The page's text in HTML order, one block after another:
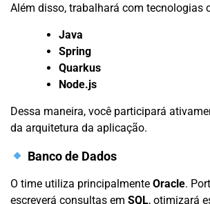
Além disso, trabalhará com tecnologias
Java
Spring
Quarkus
Node.js
Dessa maneira, você participará
da arquitetura da aplicação.
Banco de Dados
O time utiliza principalmente Oracle.
escreverá consultas em SQL, otimizará